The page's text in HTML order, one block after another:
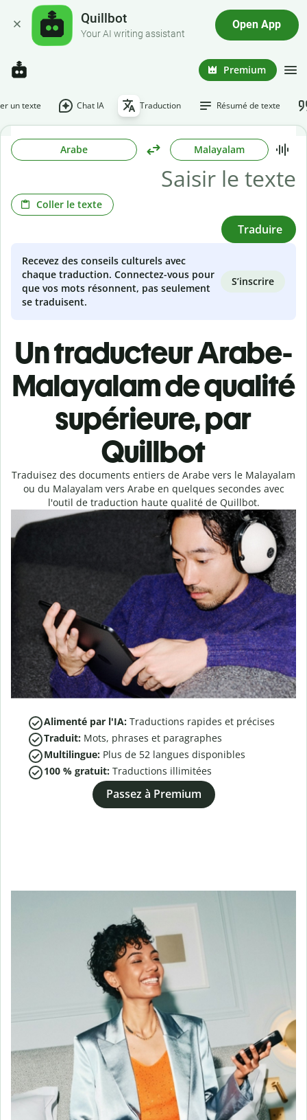
Quillbot
Your AI writing assistant
Open App
Premium
un texte Chat IA Traduction Résumé de texte
Arabe Malayalam
Coller le texte
Traduire
Recevez des conseils culturels avec
chaque traduction. Connectez-vous pour
que vos mots résonnent, pas seulement
se traduisent.
S’inscrire
Un traducteur Arabe-
Malayalam de qualité
supérieure, par
Quillbot
Traduisez des documents entiers de Arabe vers le Malayalam
ou du Malayalam vers Arabe en quelques secondes avec
l'outil de traduction haute qualité de Quillbot.
Alimenté par l'IA: Traductions rapides et précises
Traduit: Mots, phrases et paragraphes
Multilingue: Plus de 52 langues disponibles
100 % gratuit: Traductions illimitées
Passez à Premium